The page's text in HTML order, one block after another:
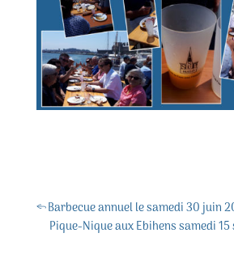
←Barbecue annuel le samedi 30 juin
Pique-Nique aux Ebihens samedi